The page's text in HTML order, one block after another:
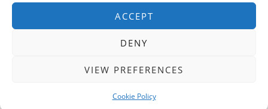
ACCEPT
DENY
VIEW PREFERENCES
Cookie Policy